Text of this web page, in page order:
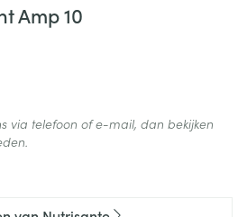
Amp 10
via telefoon of e-mail, dan bekijken